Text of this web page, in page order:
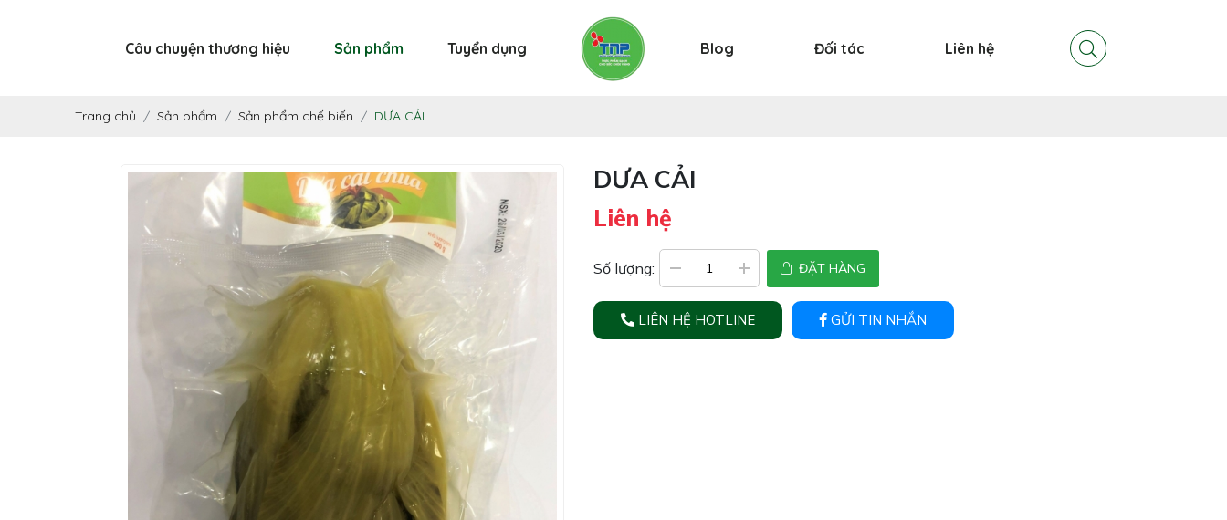
Câu chuyện thương hiệu Sản phẩm Tuyển dụng Blog Đối tác Liên hệ
Trang chủ Sản phẩm Sản phẩm chế biến DƯA CẢI
DƯA CẢI
Liên hệ
Số lượng: ĐẶT HÀNG
LIÊN HỆ HOTLINE GỬI TIN NHẮN